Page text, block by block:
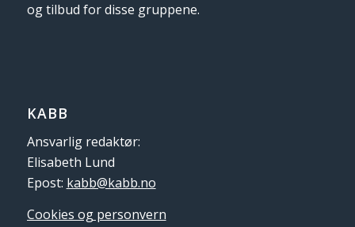
og tilbud for disse gruppene.
KABB
Ansvarlig redaktør:
Elisabeth Lund
Epost: kabb@kabb.no
Cookies og personvern